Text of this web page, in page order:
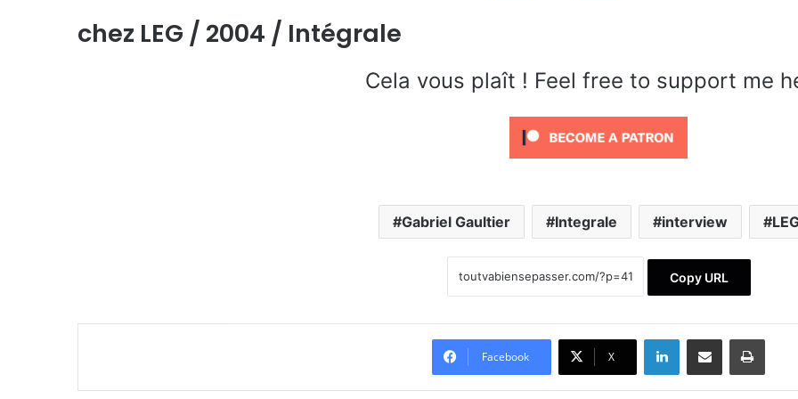
chez LEG / 2004 / Intégrale
Cela vous plaît ! Feel free to support me
Gabriel Gaultier Integrale interview
Copy URL
Facebook X
LinkedinPartager par email